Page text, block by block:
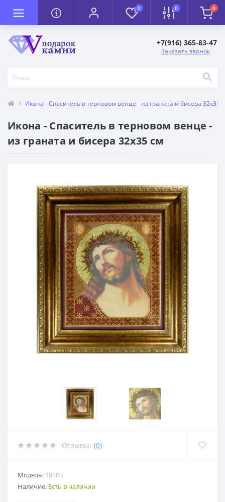
0 0 0
+7(916) 365-83-47
Заказать звонок
Икона - Спаситель в терновом венце - из граната и бисера 32х35
Икона - Спаситель в терновом венце -
из граната и бисера 32х35 см
Отзывы: (0)
Модель: 10403
Наличие: Есть в наличии